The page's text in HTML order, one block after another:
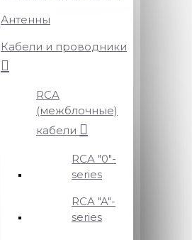
Антенны
Кабели и проводники
RCA
(межблочные)
кабели
RCA "0"-
series
RCA "A"-
series